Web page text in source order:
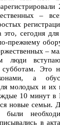
–
это, сегодня
прежнему
–
люди
Это
а
молодых и их
10 минут в
новые семьи.
были
в